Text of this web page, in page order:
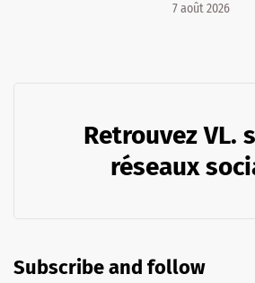
7 août 2026
Retrouvez VL.
réseaux
Subscribe and follow